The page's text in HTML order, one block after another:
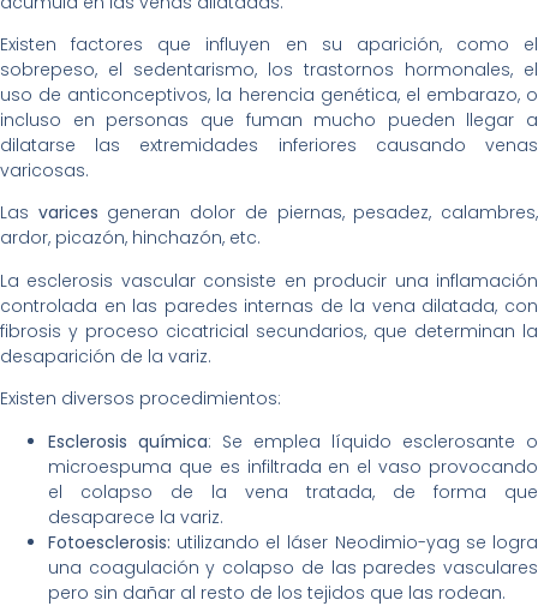
Existen factores que influyen en su aparición, como el
sobrepeso, el sedentarismo, los trastornos hormonales, el
uso de anticonceptivos, la herencia genética, el embarazo, o
incluso en personas que fuman mucho pueden llegar a
dilatarse las extremidades inferiores causando venas
varicosas.
Las varices generan dolor de piernas, pesadez, calambres,
ardor, picazón, hinchazón, etc.
La esclerosis vascular consiste en producir una inflamación
controlada en las paredes internas de la vena dilatada, con
fibrosis y proceso cicatricial secundarios, que determinan la
desaparición de la variz.
Existen diversos procedimientos:
Esclerosis química: Se emplea líquido esclerosante o
microespuma que es infiltrada en el vaso provocando
el colapso de la vena tratada, de forma que
desaparece la variz.
Fotoesclerosis: utilizando el láser Neodimio-yag se logra
una coagulación y colapso de las paredes vasculares
pero sin dañar al resto de los tejidos que las rodean.